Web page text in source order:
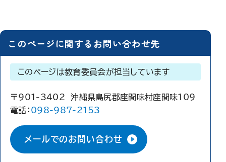
このページに関するお問い合わせ先
このページは教育委員会が担当しています
〒901-3402 沖縄県島尻郡座間味村座間味109
電話： 098-987-2153
メールでのお問い合わせ